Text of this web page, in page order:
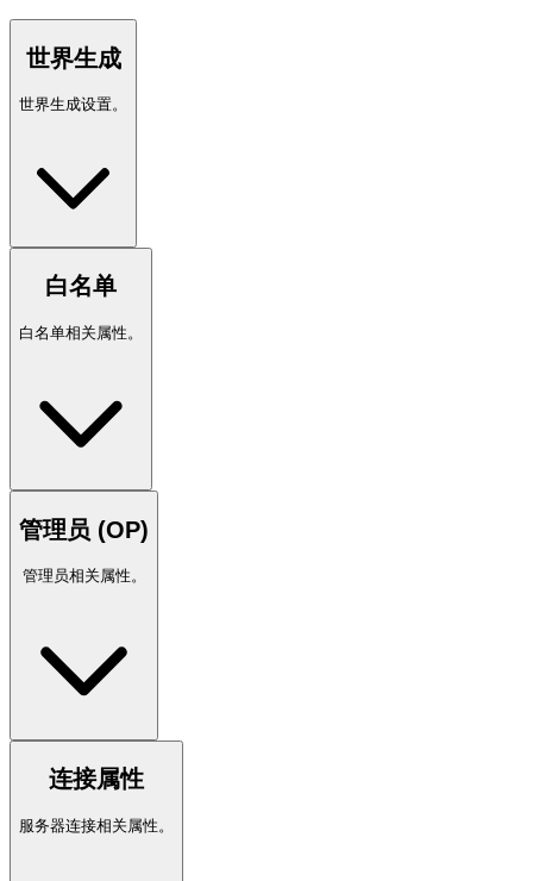
世界生成
世界生成设置。
白名单
白名单相关属性。
管理员 (OP)
管理员相关属性。
连接属性
服务器连接相关属性。